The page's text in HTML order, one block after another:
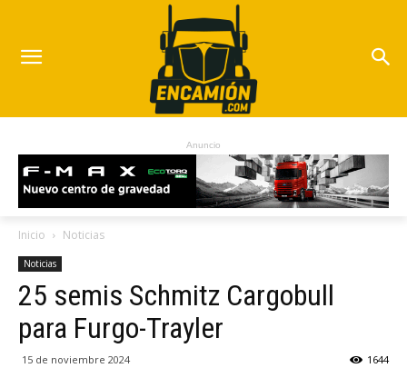
Anuncio
Inicio Noticias
Noticias
25 semis Schmitz Cargobull
para Furgo-Trayler
15 de noviembre 2024 1644